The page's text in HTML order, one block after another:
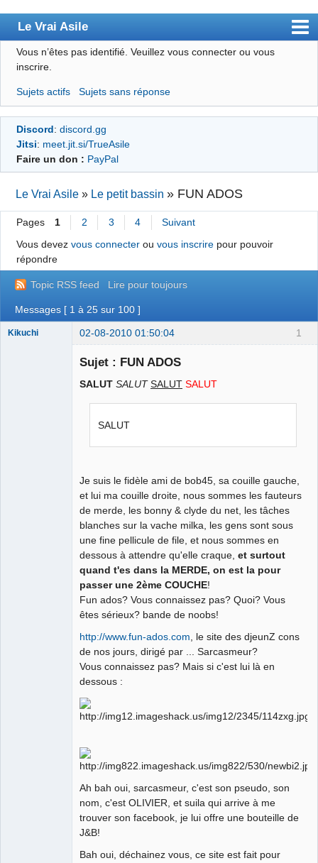
Le Vrai Asile
Accueil
Forum
Membres
Règles
S’inscrire
Connexion
Vous n’êtes pas identifié. Veuillez vous connecter ou vous
inscrire.
Sujets actifs Sujets sans réponse
Discord: discord.gg
Jitsi: meet.jit.si/TrueAsile
Faire un don : PayPal
Le Vrai Asile » Le petit bassin » FUN ADOS
Pages 1 2 3 4
Suivant
Vous devez vous connecterou vous inscrirepour pouvoir
répondre
Topic RSS feed Lire pour toujours
Messages [ 1 à 25 sur 100 ]
1
Kikuchi 02-08-2010 01:50:04
Sujet : FUN ADOS
SALUT SALUT SALUT SALUT
SALUT
Je suis le fidèle ami de bob45, sa couille gauche,
et lui ma couille droite, nous sommes les fauteurs
de merde, les bonny & clyde du net, les tâches
blanches sur la vache milka, les gens sont sous
une fine pellicule de file, et nous sommes en
dessous à attendre qu'elle craque, et surtout
quand t'es dans la MERDE, on est la pour
passer une 2ème COUCHE!
Fun ados? Vous connaissez pas? Quoi? Vous
êtes sérieux? bande de noobs!
http://www.fun-ados.com , le site des djeunZ cons
de nos jours, dirigé par ... Sarcasmeur?
Vous connaissez pas? Mais si c'est lui là en
dessous :
Ah bah oui, sarcasmeur, c'est son pseudo, son
nom, c'est OLIVIER, et suila qui arrive à me
trouver son facebook, je lui offre une bouteille de
J&B!
Bah oui, déchainez vous, ce site est fait pour